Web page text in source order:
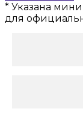
* Указана
для